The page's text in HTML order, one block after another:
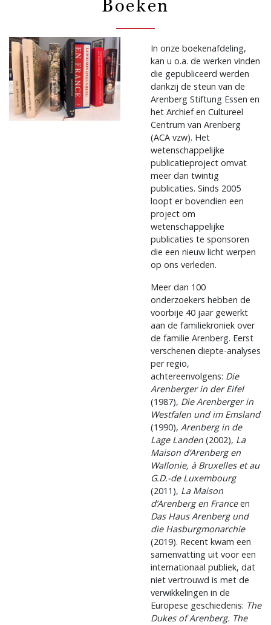
Boeken
In onze boekenafdeling,
kan u o.a. de werken vinden
die gepubliceerd werden
dankzij de steun van de
Arenberg Stiftung Essen en
het Archief en Cultureel
Centrum van Arenberg
(ACA vzw). Het
wetenschappelijke
publicatieproject omvat
meer dan twintig
publicaties. Sinds 2005
loopt er bovendien een
project om
wetenschappelijke
publicaties te sponsoren
die een nieuw licht werpen
op ons verleden.
Meer dan 100
onderzoekers hebben de
voorbije 40 jaar gewerkt
aan de familiekroniek over
de familie Arenberg. Eerst
verschenen diepte-analyses
per regio,
achtereenvolgens: Die
Arenberger in der Eifel
(1987), Die Arenberger in
Westfalen und im Emsland
(1990), Arenberg in de
Lage Landen (2002), La
Maison d’Arenberg en
Wallonie, à Bruxelles et au
G.D.-de Luxembourg
(2011), La Maison
d’Arenberg en Franceen
Das Haus Arenberg und
die Hasburgmonarchie
(2019). Recent kwam een
samenvatting uit voor een
internationaal publiek, dat
niet vertrouwd is met de
verwikkelingen in de
Europese geschiedenis: The
Dukes of Arenberg. The